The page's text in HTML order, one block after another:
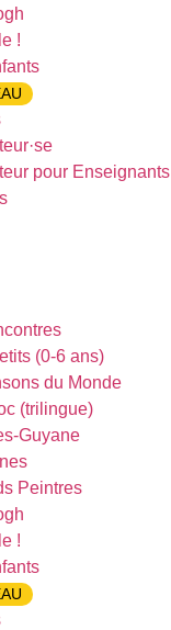
!
pour Enseignants
(0-6 ans)
du Monde
(trilingue)
Guyane
Peintres
!